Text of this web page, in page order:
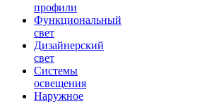
профили
Функциональный
свет
Дизайнерский
свет
Системы
освещения
Наружное